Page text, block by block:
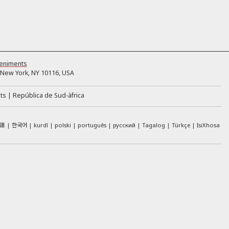
York, NY 10116, USA
República de Sud-àfrica
한국어 kurdî polski português русский Tagalog Türkçe IsiXhosa